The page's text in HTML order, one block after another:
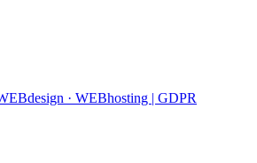
· WEBhosting | GDPR